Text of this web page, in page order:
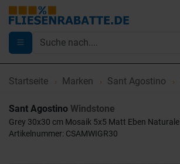
Startseite Marken Sant Agostino
Sant Agostino Windstone
Grey 30x30 cm Mosaik 5x5 Matt Eben Naturale
Artikelnummer: CSAMWIGR30